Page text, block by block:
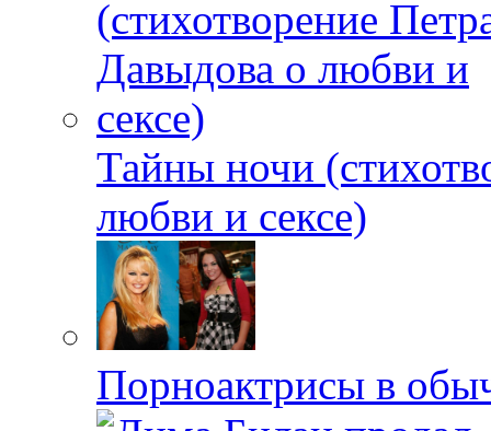
Тайны ночи
любви и сексе)
Порноактрисы в